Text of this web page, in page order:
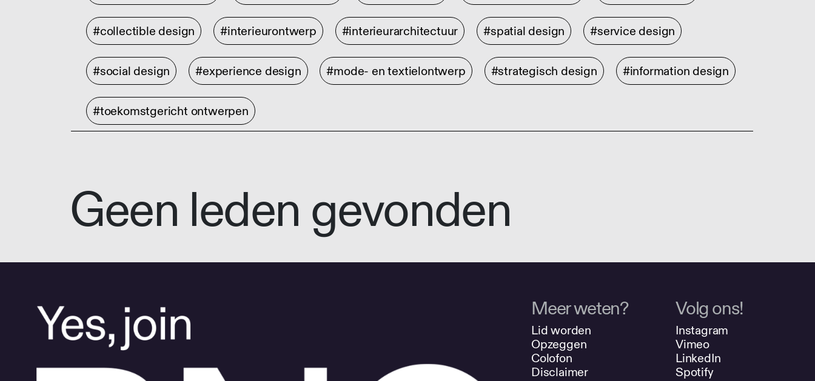
#collectible design #interieurontwerp #interieurarchitectuur #spatial design #service design
#social design #experience design #mode- en textielontwerp #strategisch design #information design
#toekomstgericht ontwerpen
Geen leden gevonden
Meer weten?
Lid worden
Opzeggen
Colofon
Disclaimer
Volg ons!
Instagram
Vimeo
LinkedIn
Spotify